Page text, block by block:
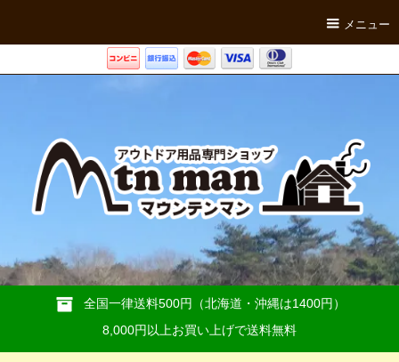
メニュー
全国一律送料500円（北海道・沖縄は1400円）
8,000円以上お買い上げで送料無料